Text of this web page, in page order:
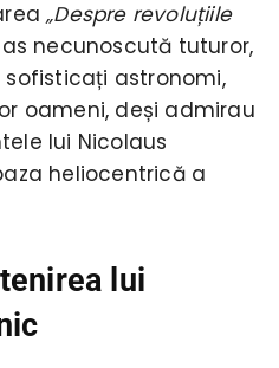
„Despre revoluțiile
necunoscută tuturor,
astronomi,
oameni, deși admirau
lui Nicolaus
heliocentrică a
lui